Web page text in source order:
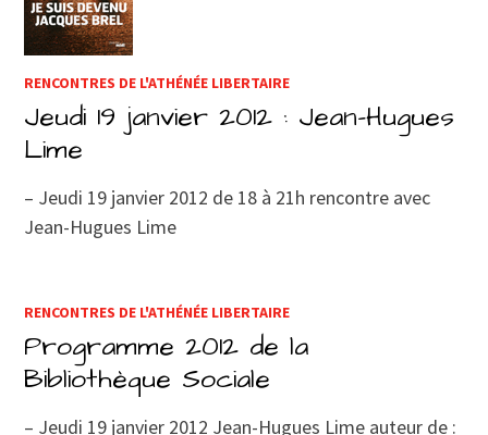
RENCONTRES DE L'ATHÉNÉE LIBERTAIRE
Jeudi 19 janvier 2012 : Jean-Hugues
Lime
– Jeudi 19 janvier 2012 de 18 à 21h rencontre avec
Jean-Hugues Lime
RENCONTRES DE L'ATHÉNÉE LIBERTAIRE
Programme 2012 de la
Bibliothèque Sociale
– Jeudi 19 janvier 2012 Jean-Hugues Lime auteur de :